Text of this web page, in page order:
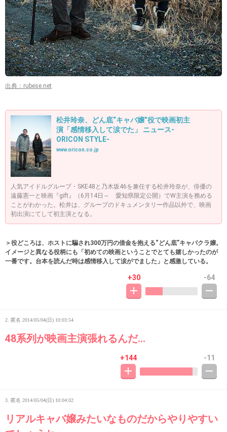
出典：rubese.net
松井玲奈、どん底“キャバ嬢”役で映画初主
演「感情移入して涙でた」 ニュース-
ORICON STYLE-
www.oricon.co.jp
人気アイドルグループ・SKE48と乃木坂46を兼任する松井玲奈が、俳優の
遠藤憲一と映画『gift』（6月14日～ 愛知県限定公開）でW主演を務める
ことがわかった。松井は、グループのドキュメンタリー作品以外で、映画
初出演にてして初主演となる。
＞役どころは、ホストに騙され300万円の借金を抱える“どん底”キャバクラ嬢。
イメージと異なる役柄にも「初めての映画ということでとても嬉しかったのが
一番です。台本を読んだ時は感情移入して涙がでました」と感激している。
+30 -64
2. 匿名 2014/05/04(日) 10:03:54
48系列が映画主演張れるんだ…
+144 -11
3. 匿名 2014/05/04(日) 10:04:02
リアルキャバ嬢みたいなものだからやりやすい